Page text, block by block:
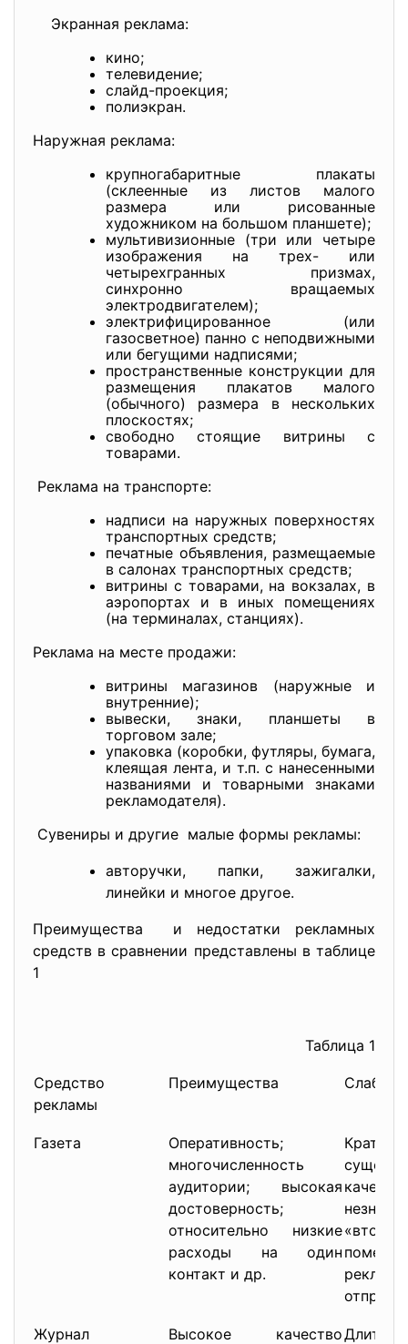
Экранная реклама:
кино;
телевидение;
слайд-проекция;
полиэкран.
Наружная реклама:
крупногабаритные плакаты
(склеенные из листов малого
размера или рисованные
художником на большом планшете);
мультивизионные (три или четыре
изображения на трех- или
четырехгранных призмах,
синхронно вращаемых
электродвигателем);
электрифицированное (или
газосветное) панно с неподвижными
или бегущими надписями;
пространственные конструкции для
размещения плакатов малого
(обычного) размера в нескольких
плоскостях;
свободно стоящие витрины с
товарами.
Реклама на транспорте:
надписи на наружных поверхностях
транспортных средств;
печатные объявления, размещаемые
в салонах транспортных средств;
витрины с товарами, на вокзалах, в
аэропортах и в иных помещениях
(на терминалах, станциях).
Реклама на месте продажи:
витрины магазинов (наружные и
внутренние);
вывески, знаки, планшеты в
торговом зале;
упаковка (коробки, футляры, бумага,
клеящая лента, и т.п. с нанесенными
названиями и товарными знаками
рекламодателя).
Сувениры и другие малые формы рекламы:
авторучки, папки, зажигалки,
линейки и многое другое.
Преимущества и недостатки рекламных
средств в сравнении представлены в таблице
1
Таблица 1
Средство
рекламы
Преимущества Слабые
Газета
Оперативность;
многочисленность
аудитории; высокая
достоверность;
относительно низкие
расходы на один
контакт и др.
Журнал
Высокое качество